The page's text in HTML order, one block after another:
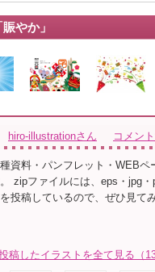
やか」
hiro-illustrationさん コメン
資料・パンフレット・WEB
zipファイルには、eps・jpg
投稿しているので、ぜひ見て
稿したイラストを全て見る（